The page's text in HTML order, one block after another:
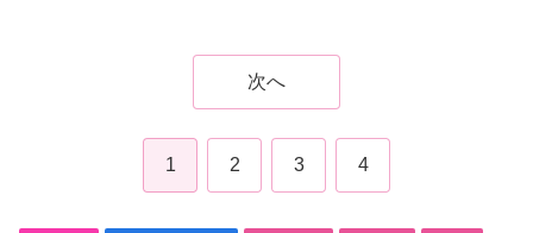
次へ
1 2 3 4